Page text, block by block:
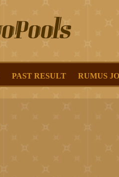
PAST RESULT RUMUS